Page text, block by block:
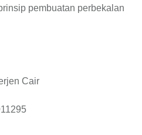
pembuatan perbekalan
Cair